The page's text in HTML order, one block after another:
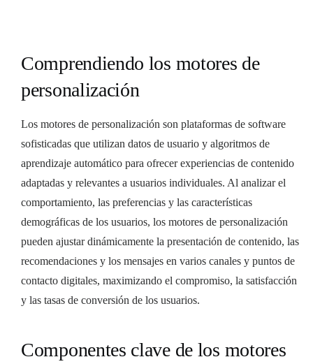
Comprendiendo los motores de
personalización
Los motores de personalización son plataformas de software
sofisticadas que utilizan datos de usuario y algoritmos de
aprendizaje automático para ofrecer experiencias de contenido
adaptadas y relevantes a usuarios individuales. Al analizar el
comportamiento, las preferencias y las características
demográficas de los usuarios, los motores de personalización
pueden ajustar dinámicamente la presentación de contenido, las
recomendaciones y los mensajes en varios canales y puntos de
contacto digitales, maximizando el compromiso, la satisfacción
y las tasas de conversión de los usuarios.
Componentes clave de los motores